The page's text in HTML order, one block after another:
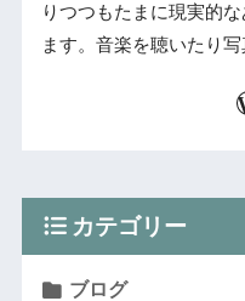
りつつもたまに現実的
ます。音楽を聴いたり
カテゴリー
ブログ